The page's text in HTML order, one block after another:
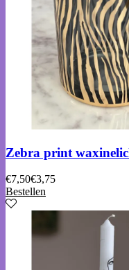
Zebra print
€7,50€3,75
Bestellen